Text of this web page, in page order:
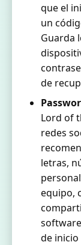
que el
un
Guarda
de
Lord of
redes
letras,
equipo,
de